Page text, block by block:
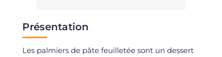
Présentation
Les palmiers de pâte feuilletée sont un dessert